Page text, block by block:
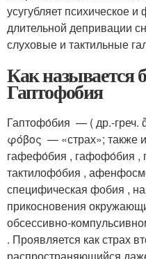
усугубляет психическое
длительной депривации
слуховые и тактильные
Как называется
Гаптофобия
Гаптофо́бия — ( др.-
φόβος — «страх»; также
гафефо́бия , гафофо́бия ,
тактилофо́бия ,
специфическая фобия ,
прикосновения
обсессивно-
. Проявляется как страх